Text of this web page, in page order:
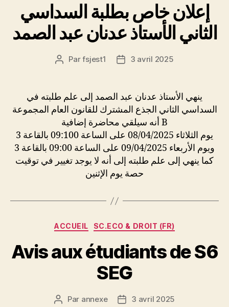
إعلان خاص بطلبة السداسي
الثاني الأستاذ عدنان عبد الصمد
Auteur
Parfsjest1
Date3 avril 2025
ينهي الأستاذ عدنان عبد الصمد إلى علم طلبته في
السداسي الثاني الجذع المشترك للقانون العام المجموعة
B أنه سيلقي محاضرة إضافية
يوم الثلاثاء 08/04/2025 على الساعة 09:100 بالقاعة 3
ويوم الأربعاء 09/04/2025 على الساعة 09:00 بالقاعة 3
كما ينهي إلى علم طلبته إلى أنه لا يوجد تغيير في توقيت
حصة يوم الإثنين
Catégories
ACCUEIL SC.ECO & DROIT (FR)
Avis aux étudiants de S6
SEG
Auteur
Par annexe
Date3 avril 2025